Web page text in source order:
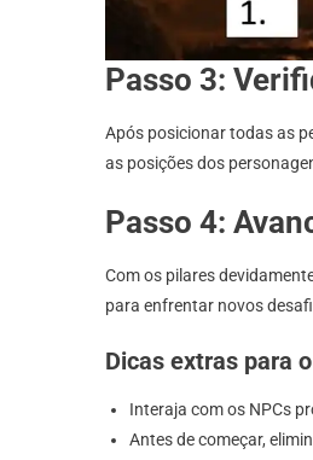
Passo 3:
Após posicionar todas as
as posições dos
Passo 4:
Com os pilares
para enfrentar novos
Dicas extras para
Interaja com os NPCs
Antes de começar,